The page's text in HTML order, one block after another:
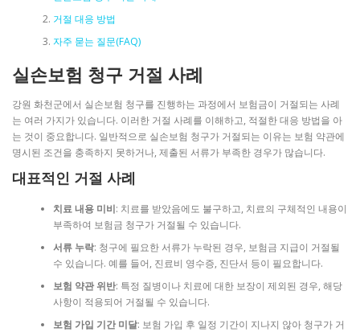
거절 대응 방법
자주 묻는 질문(FAQ)
실손보험 청구 거절 사례
강원 화천군에서 실손보험 청구를 진행하는 과정에서 보험금이 거절되는 사례
는 여러 가지가 있습니다. 이러한 거절 사례를 이해하고, 적절한 대응 방법을 아
는 것이 중요합니다. 일반적으로 실손보험 청구가 거절되는 이유는 보험 약관에
명시된 조건을 충족하지 못하거나, 제출된 서류가 부족한 경우가 많습니다.
대표적인 거절 사례
치료 내용 미비: 치료를 받았음에도 불구하고, 치료의 구체적인 내용이
부족하여 보험금 청구가 거절될 수 있습니다.
서류 누락: 청구에 필요한 서류가 누락된 경우, 보험금 지급이 거절될
수 있습니다. 예를 들어, 진료비 영수증, 진단서 등이 필요합니다.
보험 약관 위반: 특정 질병이나 치료에 대한 보장이 제외된 경우, 해당
사항이 적용되어 거절될 수 있습니다.
보험 가입 기간 미달: 보험 가입 후 일정 기간이 지나지 않아 청구가 거